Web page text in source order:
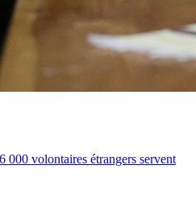
000 volontaires étrangers servent